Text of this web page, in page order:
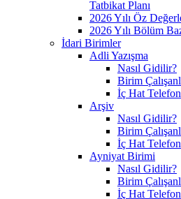
Tatbikat Planı
2026 Yılı Öz
2026 Yılı Bölüm
İdari Birimler
Adli Yazışma
Nasıl Gidilir?
Birim
İç Hat Telefon
Arşiv
Nasıl Gidilir?
Birim
İç Hat Telefon
Ayniyat Birimi
Nasıl Gidilir?
Birim
İç Hat Telefon